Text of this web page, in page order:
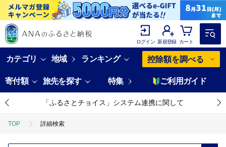
ログイン 新規登録 カート
カテゴリ 地域 ランキング 控除額を調べる
寄付額 旅先を探す 特集 ご利用ガイド
「ふるさとチョイス」システム連携に関して
TOP 詳細検索